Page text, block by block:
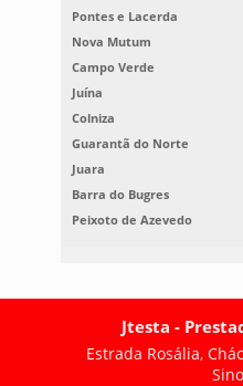
Pontes e Lacerda
Nova Mutum
Campo Verde
Juína
Colniza
Guarantã do Norte
Juara
Barra do Bugres
Peixoto de Azevedo
Jtesta -
Estrada Rosália,